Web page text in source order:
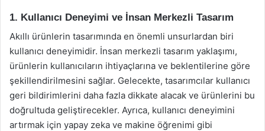
1. Kullanıcı Deneyimi ve İnsan Merkezli Tasarım
Akıllı ürünlerin tasarımında en önemli unsurlardan biri
kullanıcı deneyimidir. İnsan merkezli tasarım yaklaşımı,
ürünlerin kullanıcıların ihtiyaçlarına ve beklentilerine göre
şekillendirilmesini sağlar. Gelecekte, tasarımcılar kullanıcı
geri bildirimlerini daha fazla dikkate alacak ve ürünlerini bu
doğrultuda geliştirecekler. Ayrıca, kullanıcı deneyimini
artırmak için yapay zeka ve makine öğrenimi gibi